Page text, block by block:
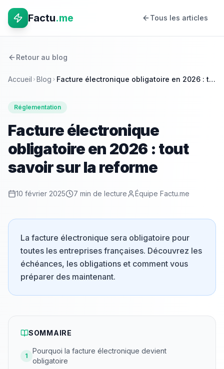
Factu.me Tous les articles
Retour au blog
Accueil Blog Facture électronique obligatoire en 2026 : tout savoir sur la reforme
Réglementation
Facture électronique
obligatoire en 2026 : tout
savoir sur la reforme
10 février 2025 7 min de lecture Équipe Factu.me
La facture électronique sera obligatoire pour
toutes les entreprises françaises. Découvrez les
échéances, les obligations et comment vous
préparer des maintenant.
SOMMAIRE
1
Pourquoi la facture électronique devient
obligatoire